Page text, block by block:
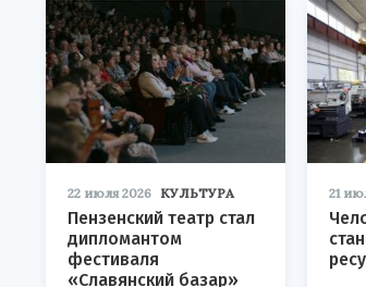
22 июля 2026 КУЛЬТУРА
Пензенский театр стал
дипломантом
фестиваля
«Славянский базар»
21